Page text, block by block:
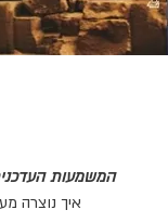
המשמעות
איך נוצרה